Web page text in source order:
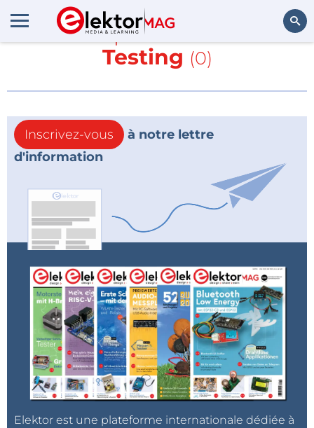
En savoir plus sur
Software
Testing (0)
Inscrivez-vous
à notre lettre
d'information
Elektor est une plateforme internationale dédiée à